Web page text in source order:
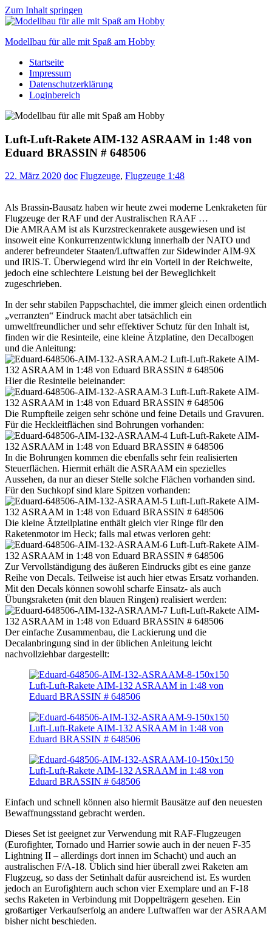
Zum Inhalt springen
Modellbau für alle mit Spaß am Hobby
Scale
modelling
to
Startseite
Impressum
Datenschutzerklärung
Loginbereich
Luft-Luft-Rakete AIM-132 ASRAAM in 1:48 von
Eduard BRASSIN # 648506
22. März 2020 doc Flugzeuge, Flugzeuge 1:48
Als Brassin-Bausatz haben wir heute zwei moderne Lenkraketen für
Flugzeuge der RAF und der Australischen RAAF …
Die AMRAAM ist als Kurzstreckenrakete ausgewiesen und ist
insoweit eine Konkurrenzentwicklung innerhalb der NATO und
anderer befreundeter Staaten/Luftwaffen zur Sidewinder AIM-9X
und IRIS-T. Überwiegend wird ihr ein Vorteil in der Reichweite,
jedoch eine schlechtere Leistung bei der Beweglichkeit
zugeschrieben.
In der sehr stabilen Pappschachtel, die immer gleich einen ordentlich
„verranzten“ Eindruck macht aber tatsächlich ein
umweltfreundlicher und sehr effektiver Schutz für den Inhalt ist,
finden wir die Resinteile, eine kleine Ätzplatine, den Decalbogen
und die Anleitung:
Hier die Resinteile beieinander:
Die Rumpfteile zeigen sehr schöne und feine Details und Gravuren.
Für die Heckleitflächen sind Bohrungen vorhanden:
In die Bohrungen kommen die ebenfalls sehr fein realisierten
Steuerflächen. Hiermit erhält die ASRAAM ein spezielles
Aussehen, da nur an dieser Stelle solche Flächen vorhanden sind.
Für den Suchkopf sind klare Spitzen vorhanden:
Die kleine Ätzteilplatine enthält gleich vier Ringe für den
Raketenmotor im Heck; falls mal etwas verloren geht:
Zur Vervollständigung des äußeren Eindrucks gibt es eine ganze
Reihe von Decals. Teilweise ist auch hier etwas Ersatz vorhanden.
Mit den Decals können sowohl scharfe Einsatz- als auch
Übungsraketen (mit den blauen Ringen) realisiert werden:
Der einfache Zusammenbau, die Lackierung und die
Decalanbringung sind in der üblichen Anleitung leicht
nachvollziehbar dargestellt:
Einfach und schnell können also hiermit Bausätze auf den neuesten
Bewaffnungsstand gebracht werden.
Dieses Set ist geeignet zur Verwendung mit RAF-Flugzeugen
(Eurofighter, Tornado und Harrier sowie auch in der neuen F-35
Lightning II – allerdings dort innen im Schacht) und auch an
australischen F/A-18. Üblich sind hier überall zwei Raketen am
Flugzeug, so dass der Setinhalt dafür ausreichend ist. Es wurden
jedoch an Eurofightern auch schon vier Exemplare und an F-18
sechs Raketen in Verbindung mit Doppelträgern gesehen. Ein
großartiger Verkaufserfolg an andere Luftwaffen war der ASRAAM
bisher nicht beschieden.